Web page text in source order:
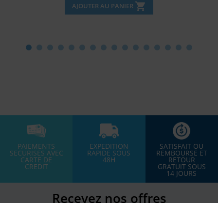
AJOUTER AU PANIER shopping_cart
PAIEMENTS
SECURISES AVEC
CARTE DE
CREDIT
EXPEDITION
RAPIDE SOUS
48H
SATISFAIT OU
REMBOURSE ET
RETOUR
GRATUIT SOUS
14 JOURS
Recevez nos offres